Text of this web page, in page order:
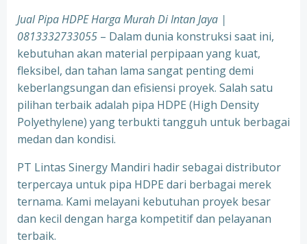
Jual Pipa HDPE Harga Murah Di Intan Jaya |
0813332733055 – Dalam dunia konstruksi saat ini,
kebutuhan akan material perpipaan yang kuat,
fleksibel, dan tahan lama sangat penting demi
keberlangsungan dan efisiensi proyek. Salah satu
pilihan terbaik adalah pipa HDPE (High Density
Polyethylene) yang terbukti tangguh untuk berbagai
medan dan kondisi.
PT Lintas Sinergy Mandiri hadir sebagai distributor
terpercaya untuk pipa HDPE dari berbagai merek
ternama. Kami melayani kebutuhan proyek besar
dan kecil dengan harga kompetitif dan pelayanan
terbaik.